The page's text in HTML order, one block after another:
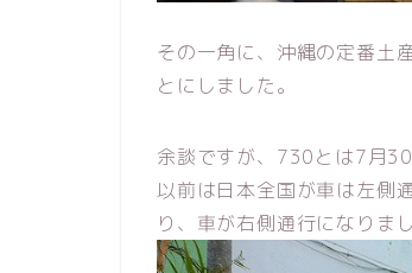
その一角に、沖縄の定番土
とにしました。
余談ですが、730とは7月30
以前は日本全国が車は左側
り、車が右側通行になりまし